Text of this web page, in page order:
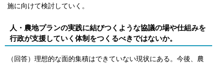
施に向けて検討していく。
人・農地プランの実践に結びつくような協議の場や仕組みを
行政が支援していく体制をつくるべきではないか。
（回答）理想的な面的集積はできていない現状にある。今後、農